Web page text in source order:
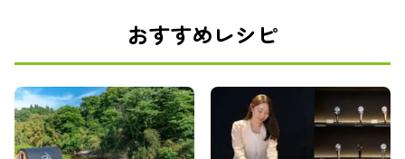
おすすめレシピ